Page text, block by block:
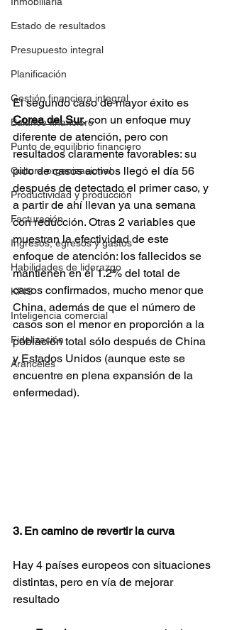
Estado de resultados
Presupuesto integral
Planificación
Gestión financiera integral
Balance financiero
Punto de equilibrio financiero
Cultura organizacional
Productividad y producción
Facturación
Ingresos, egresos y gastos
Habilidades de liderazgo
KPIS
Inteligencia comercial
Fidelización
Aranceles
El segundo caso de mayor éxito es
Corea del Sur, con un enfoque muy
diferente de atención, pero con
resultados claramente favorables: su
pico de casos activos llegó el día 56
después de detectado el primer caso, y
a partir de ahí llevan ya una semana
con reducción. Otras 2 variables que
muestran la efectividad de este
enfoque de atención: los fallecidos se
mantienen en el 1.2% del total de
casos confirmados, mucho menor que
China, además de que el número de
casos son el menor en proporción a la
población total sólo después de China
y Estados Unidos (aunque este se
encuentre en plena expansión de la
enfermedad).
3. En camino de revertir la curva
Hay 4 países europeos con situaciones
distintas, pero en vía de mejorar
resultado